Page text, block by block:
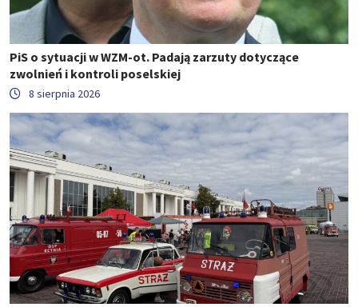
PiS o sytuacji w WZM-ot. Padają zarzuty dotyczące
zwolnień i kontroli poselskiej
8 sierpnia 2026